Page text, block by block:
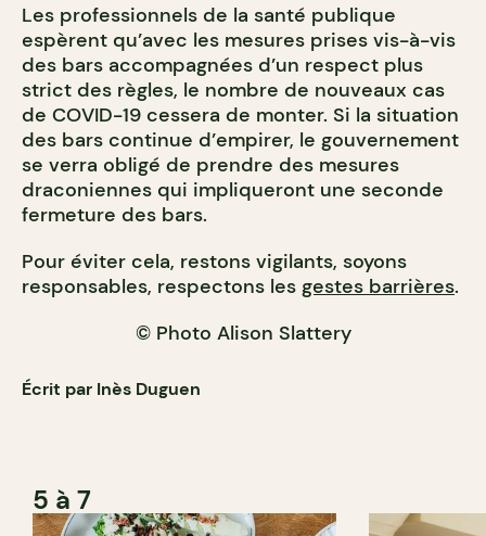
Les professionnels de la santé publique
espèrent qu’avec les mesures prises vis-à-vis
des bars accompagnées d’un respect plus
strict des règles, le nombre de nouveaux cas
de COVID-19 cessera de monter. Si la situation
des bars continue d’empirer, le gouvernement
se verra obligé de prendre des mesures
draconiennes qui impliqueront une seconde
fermeture des bars.
Pour éviter cela, restons vigilants, soyons
responsables, respectons les gestes barrières.
© Photo Alison Slattery
Écrit par Inès Duguen
5 à 7